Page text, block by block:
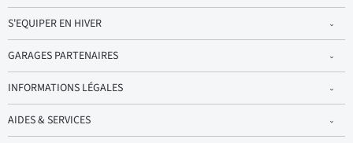
S'EQUIPER EN HIVER
GARAGES PARTENAIRES
INFORMATIONS LÉGALES
AIDES & SERVICES